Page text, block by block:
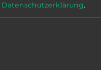
Datenschutzerklärung.